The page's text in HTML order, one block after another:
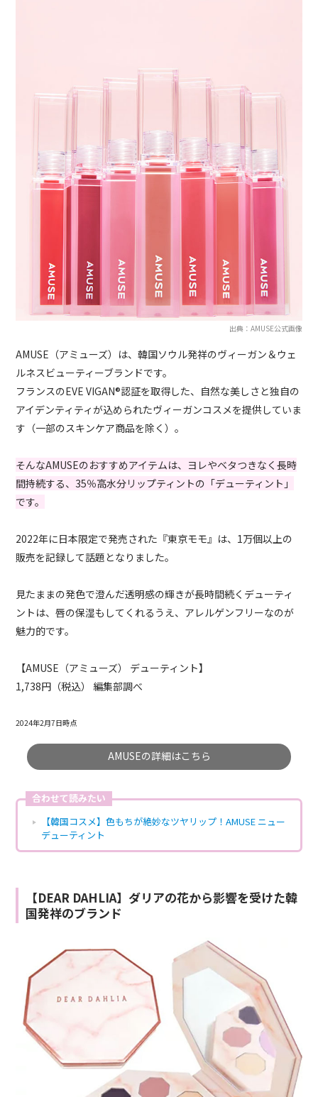
出典：AMUSE公式画像
AMUSE（アミューズ）は、韓国ソウル発祥のヴィーガン＆ウェ
ルネスビューティーブランドです。
フランスのEVE VIGAN®認証を取得した、自然な美しさと独自の
アイデンティティが込められたヴィーガンコスメを提供していま
す（一部のスキンケア商品を除く）。
そんなAMUSEのおすすめアイテムは、ヨレやベタつきなく長時
間持続する、35％高水分リップティントの「デューティント」
です。
2022年に日本限定で発売された『東京モモ』は、1万個以上の
販売を記録して話題となりました。
見たままの発色で澄んだ透明感の輝きが長時間続くデューティ
ントは、唇の保湿もしてくれるうえ、アレルゲンフリーなのが
魅力的です。
【AMUSE（アミューズ） デューティント】
1,738円（税込） 編集部調べ
2024年2月7日時点
AMUSEの詳細はこちら
合わせて読みたい
【韓国コスメ】色もちが絶妙なツヤリップ！AMUSE ニュー
デューティント
【DEAR DAHLIA】ダリアの花から影響を受けた韓
国発祥のブランド